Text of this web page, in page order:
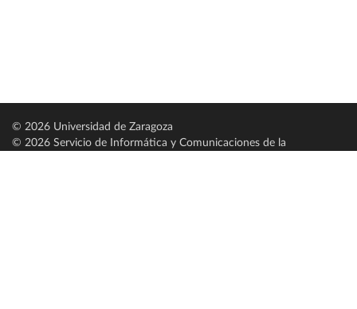
© 2026 Universidad de Zaragoza
© 2026 Servicio de Informática y Comunicaciones de la